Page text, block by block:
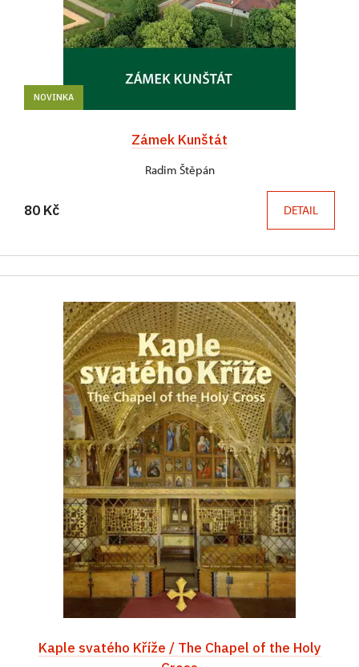
NOVINKA
Zámek Kunštát
Radim Štěpán
80 Kč DETAIL
Kaple svatého Kříže / The Chapel of the Holy